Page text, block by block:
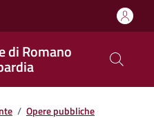
di Romano
/ Opere pubbliche